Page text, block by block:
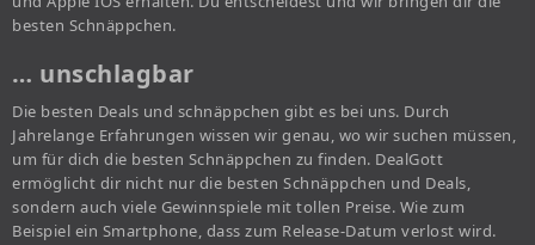
besten Schnäppchen.
… unschlagbar
Die besten Deals und schnäppchen gibt es bei uns. Durch
Jahrelange Erfahrungen wissen wir genau, wo wir suchen müssen,
um für dich die besten Schnäppchen zu finden. DealGott
ermöglicht dir nicht nur die besten Schnäppchen und Deals,
sondern auch viele Gewinnspiele mit tollen Preise. Wie zum
Beispiel ein Smartphone, dass zum Release-Datum verlost wird.